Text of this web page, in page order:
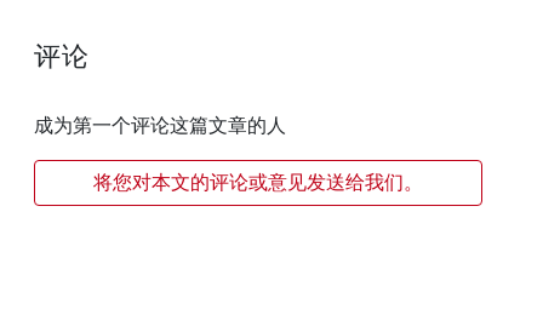
评论
成为第一个评论这篇文章的人
将您对本文的评论或意见发送给我们。